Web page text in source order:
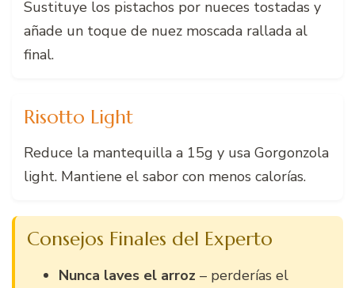
Sustituye los pistachos por nueces tostadas y
añade un toque de nuez moscada rallada al
final.
Risotto Light
Reduce la mantequilla a 15g y usa Gorgonzola
light. Mantiene el sabor con menos calorías.
Consejos Finales del Experto
Nunca laves el arroz – perderías el